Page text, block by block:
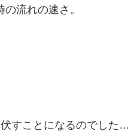
流れの速さ。
すことになるのでした…